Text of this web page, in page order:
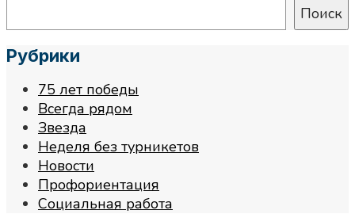
Поиск
Рубрики
75 лет победы
Всегда рядом
Звезда
Неделя без турникетов
Новости
Профориентация
Социальная работа